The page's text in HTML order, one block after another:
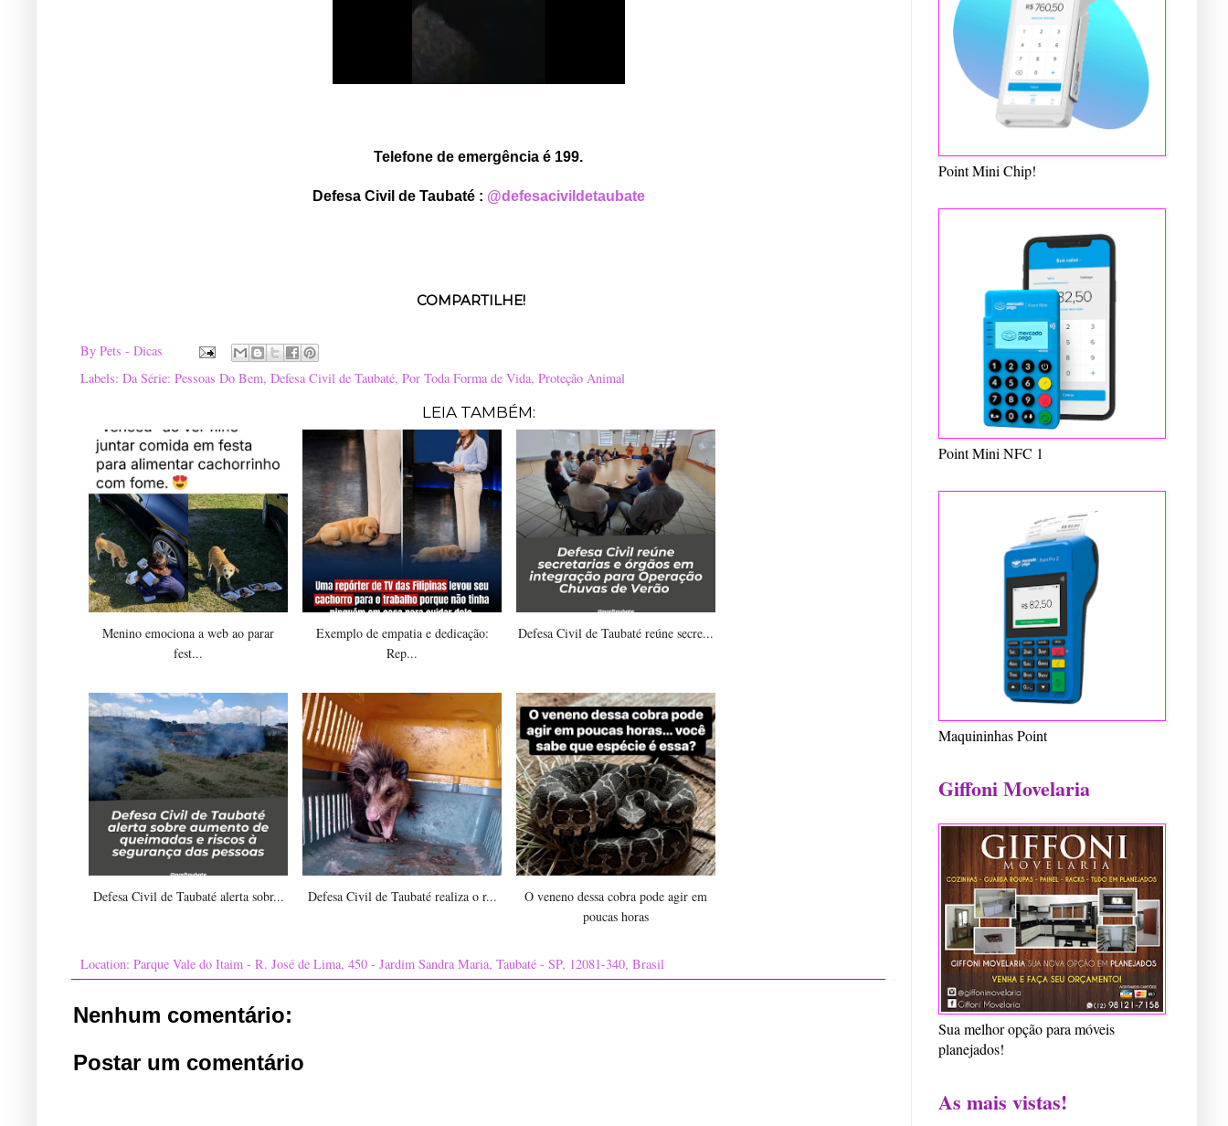
Telefone de emergência é 199.
Defesa Civil de Taubaté : @defesacivildetaubate
COMPARTILHE!
By Pets - Dicas
Labels: Da Série: Pessoas Do Bem, Defesa Civil de Taubaté, Por Toda Forma de Vida, Proteção Animal
LEIA TAMBÉM:
Menino emociona a web ao parar
fest...
Exemplo de empatia e dedicação:
Rep...
Defesa Civil de Taubaté reúne secre...
Defesa Civil de Taubaté alerta sobr... Defesa Civil de Taubaté realiza o r...
O veneno dessa cobra pode agir em
poucas horas
Location: Parque Vale do Itaim - R. José de Lima, 450 - Jardim Sandra Maria, Taubaté - SP, 12081-340, Brasil
Nenhum comentário:
Postar um comentário
Point Mini Chip!
Point Mini NFC 1
Maquininhas Point
Giffoni Movelaria
Sua melhor opção para móveis
planejados!
As mais vistas!